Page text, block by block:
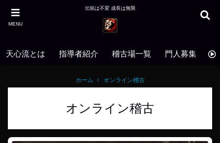
MENU
伝統は不変 成長は無限
天心流とは 指導者紹介 稽古場一覧 門人募集 お
ホーム オンライン稽古
オンライン稽古